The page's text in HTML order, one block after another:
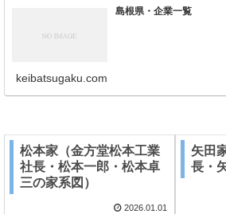
島根県・企業一覧
keibatsugaku.com
松本家（金方堂松本工業
社長・松本一郎・松本卓
三の家系図）
2026.01.01
矢田
長・